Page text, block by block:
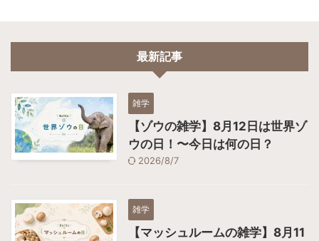
最新記事
雑学
【ゾウの雑学】8月12日は世界ゾ
ウの日！〜今日は何の日？
2026/8/7
雑学
【マッシュルームの雑学】8月11